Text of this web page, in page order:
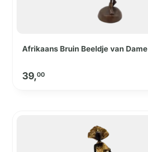
Afrikaans Bruin Beeldje van Dame
39,00